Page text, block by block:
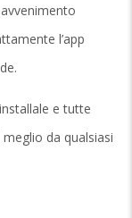
l’app
e tutte
da qualsiasi